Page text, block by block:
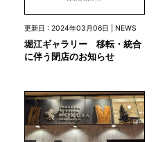
更新日 : 2024年03月06日 | NEWS
堀江ギャラリー 移転・統合
に伴う閉店のお知らせ